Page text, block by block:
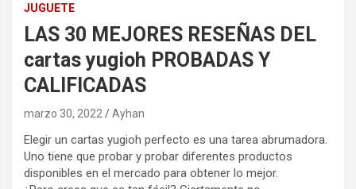
JUGUETE
LAS 30 MEJORES RESEÑAS DEL
cartas yugioh PROBADAS Y
CALIFICADAS
marzo 30, 2022 Ayhan
Elegir un cartas yugioh perfecto es una tarea abrumadora.
Uno tiene que probar y probar diferentes productos
disponibles en el mercado para obtener lo mejor.